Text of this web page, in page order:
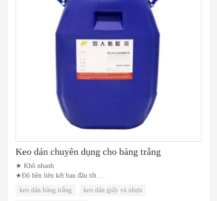
Keo dán chuyên dụng cho bảng trắng
★ Khô nhanh
★Độ bền liên kết ban đầu tốt
★Thân thiện với môi trường
keo dán bảng trắng keo dán giấy và nhựa